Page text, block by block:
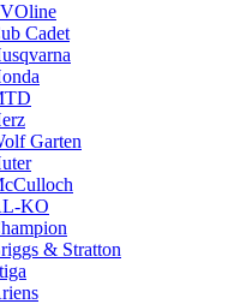
Cadet
Garten
KO
& Stratton